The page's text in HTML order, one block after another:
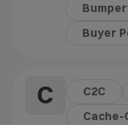
Buyer
C C2C